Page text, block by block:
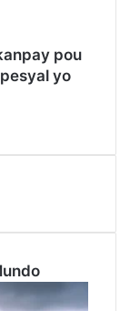
pou
yo